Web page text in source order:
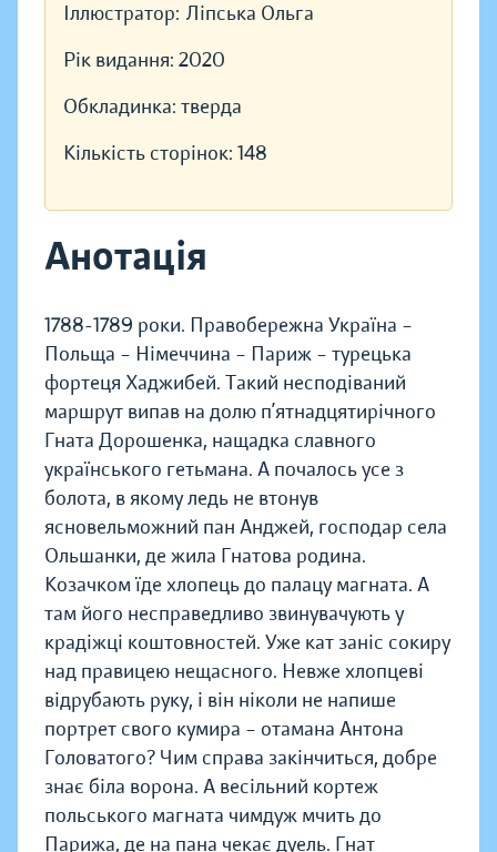
Іллюстратор: Ліпська Ольга
Рік видання: 2020
Обкладинка: тверда
Кількість сторінок: 148
Анотація
1788-1789 роки. Правобережна Україна –
Польща – Німеччина – Париж – турецька
фортеця Хаджибей. Такий несподіваний
маршрут випав на долю п’ятнадцятирічного
Гната Дорошенка, нащадка славного
українського гетьмана. А почалось усе з
болота, в якому ледь не втонув
ясновельможний пан Анджей, господар села
Ольшанки, де жила Гнатова родина.
Козачком їде хлопець до палацу магната. А
там його несправедливо звинувачують у
крадіжці коштовностей. Уже кат заніс сокиру
над правицею нещасного. Невже хлопцеві
відрубають руку, і він ніколи не напише
портрет свого кумира – отамана Антона
Головатого? Чим справа закінчиться, добре
знає біла ворона. А весільний кортеж
польського магната чимдуж мчить до
Парижа, де на пана чекає дуель. Гнат